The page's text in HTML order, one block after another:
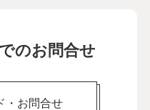
のお問合せ
・お問合せ